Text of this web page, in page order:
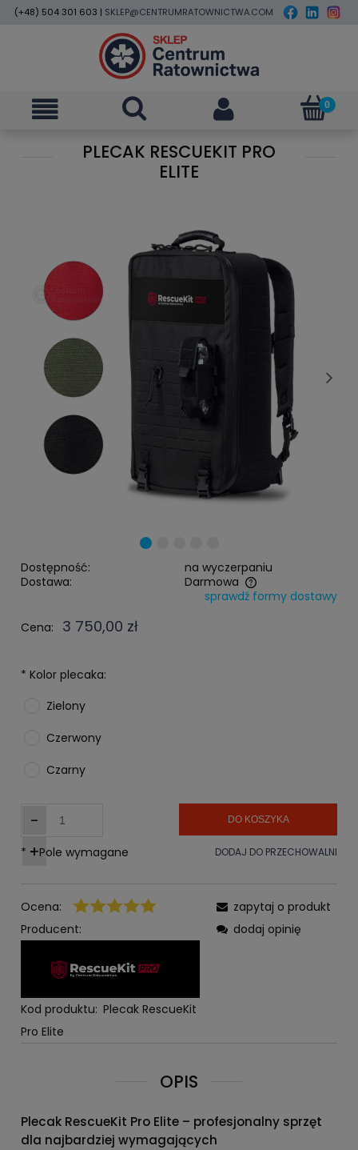
(+48) 504 301 603 | SKLEP@CENTRUMRATOWNICTWA.COM
PLECAK RESCUEKIT PRO
ELITE
Dostępność:
na wyczerpaniu
Dostawa:
Darmowa
Cena nie zawiera ewentualnych kosztów płatności
sprawdź formy dostawy
Cena:
3 750,00 zł
* Kolor plecaka:
Zielony
Czerwony
Czarny
-
+
DO KOSZYKA
DODAJ DO PRZECHOWALNI
* - Pole wymagane
Ocena:
Producent:
Kod produktu: Plecak RescueKit
Pro Elite
zapytaj o produkt
dodaj opinię
OPIS
Plecak RescueKit Pro Elite – profesjonalny sprzęt
dla najbardziej wymagających